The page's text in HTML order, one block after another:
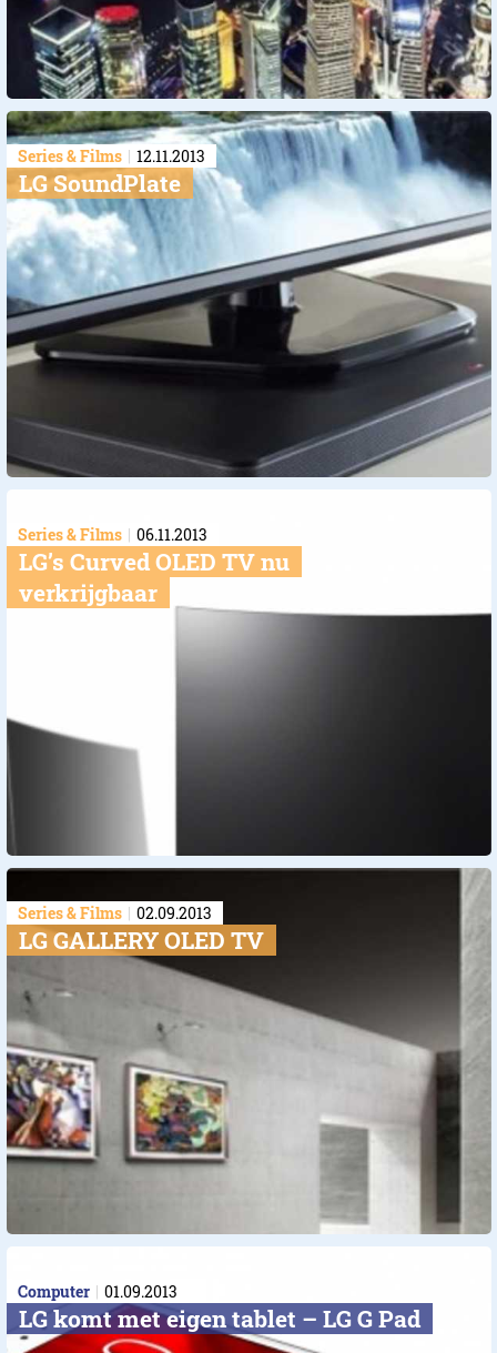
Series & Films 12.11.2013
LG SoundPlate
Series & Films 06.11.2013
LG’s Curved OLED TV nu
verkrijgbaar
Series & Films 02.09.2013
LG GALLERY OLED TV
Computer 01.09.2013
LG komt met eigen tablet – LG G Pad